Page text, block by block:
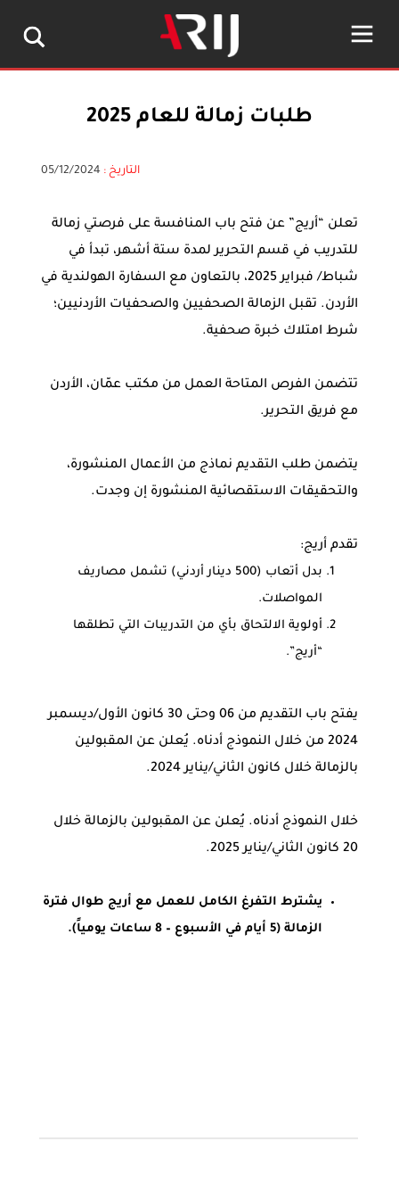
طلبات زمالة للعام 2025
التاريخ :05/12/2024
تعلن “أريج” عن فتح باب المنافسة على فرصتي زمالة
للتدريب في قسم التحرير لمدة ستة أشهر، تبدأ في
شباط/ فبراير 2025، بالتعاون مع السفارة الهولندية في
الأردن. تقبل الزمالة الصحفيين والصحفيات الأردنيين؛
شرط امتلاك خبرة صحفية.
تتضمن الفرص المتاحة العمل من مكتب عمّان، الأردن
مع فريق التحرير.
يتضمن طلب التقديم نماذج من الأعمال المنشورة،
والتحقيقات الاستقصائية المنشورة إن وجدت.
تقدم أريج:
بدل أتعاب (500 دينار أردني) تشمل مصاريف
المواصلات.
أولوية الالتحاق بأي من التدريبات التي تطلقها
“أريج”.
يفتح باب التقديم من 06 وحتى 30 كانون الأول/ديسمبر
2024 من خلال النموذج أدناه. يُعلن عن المقبولين
بالزمالة خلال كانون الثاني/يناير 2024.
خلال النموذج أدناه. يُعلن عن المقبولين بالزمالة خلال
20 كانون الثاني/يناير 2025.
يشترط التفرغ الكامل للعمل مع أريج طوال فترة
الزمالة (5 أيام في الأسبوع – 8 ساعات يومياً).